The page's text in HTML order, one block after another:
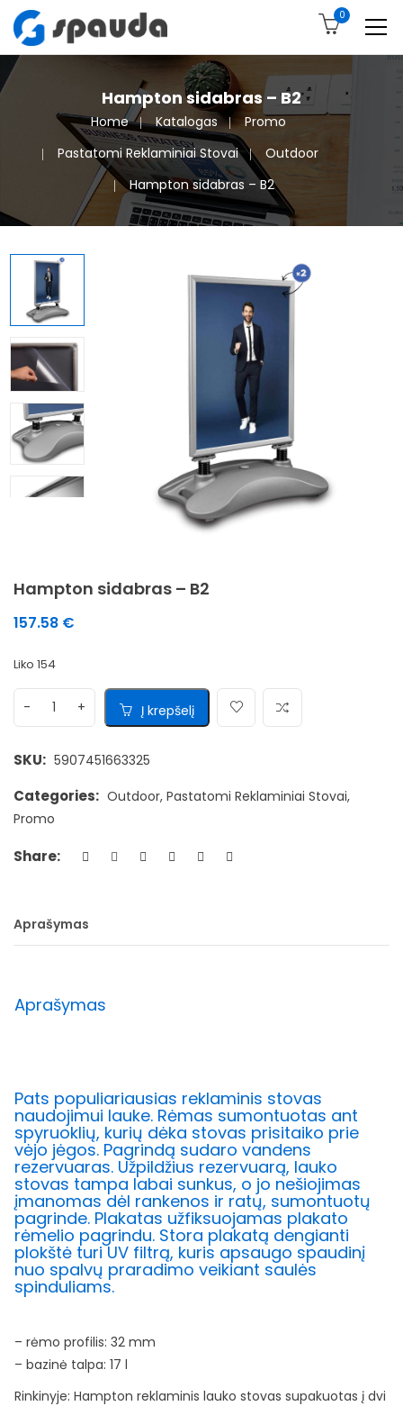
0
Hampton sidabras – B2
Home Katalogas
Promo
Pastatomi Reklaminiai Stovai
Outdoor
Hampton sidabras – B2
Hampton sidabras – B2
157.58 €
Liko 154
Į krepšelį
SKU: 5907451663325
Categories: Outdoor, Pastatomi Reklaminiai Stovai,
Promo
Share:
Aprašymas
Aprašymas
Pats populiariausias reklaminis stovas
naudojimui lauke. Rėmas sumontuotas ant
spyruoklių, kurių dėka stovas prisitaiko prie
vėjo jėgos. Pagrindą sudaro vandens
rezervuaras. Užpildžius rezervuarą, lauko
stovas tampa labai sunkus, o jo nešiojimas
įmanomas dėl rankenos ir ratų, sumontuotų
pagrinde. Plakatas užfiksuojamas plakato
rėmelio pagrindu. Stora plakatą dengianti
plokštė turi UV filtrą, kuris apsaugo spaudinį
nuo spalvų praradimo veikiant saulės
spinduliams.
– rėmo profilis: 32 mm
– bazinė talpa: 17 l
Rinkinyje: Hampton reklaminis lauko stovas supakuotas į dvi